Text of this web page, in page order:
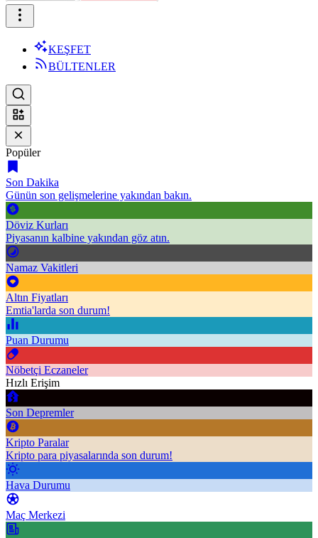
KEŞFET
BÜLTENLER
Popüler
Son Dakika
Günün son gelişmelerine yakından bakın.
Döviz Kurları
Piyasanın kalbine yakından göz atın.
Namaz Vakitleri
Altın Fiyatları
Emtia'larda son durum!
Puan Durumu
Nöbetçi Eczaneler
Hızlı Erişim
Son Depremler
Kripto Paralar
Kripto para piyasalarında son durum!
Hava Durumu
Maç Merkezi